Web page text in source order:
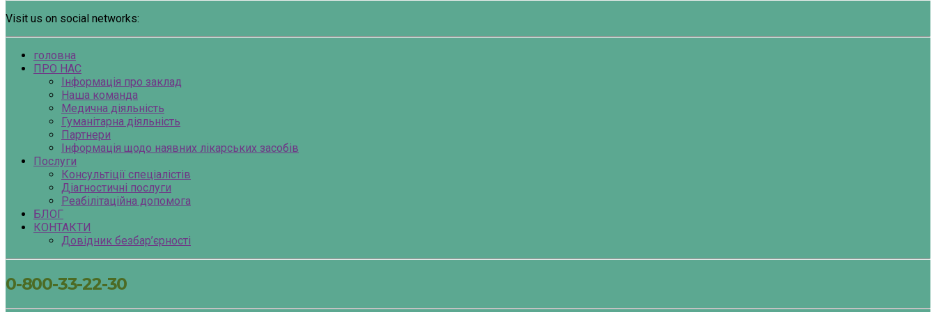
Visit us on social networks:
головна
ПРО НАС
Інформація про заклад
Наша команда
Медична діяльність
Гуманітарна діяльність
Партнери
Інформація щодо наявних лікарських засобів
Послуги
Консультіції спеціалістів
Діагностичні послуги
Реабілітаційна допомога
БЛОГ
КОНТАКТИ
Довідник безбар’єрності
0-800-33-22-30